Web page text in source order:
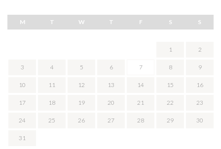
M T W T F S S
1 2
3 4 5 6 7 8 9
10 11 12 13 14 15 16
17 18 19 20 21 22 23
24 25 26 27 28 29 30
31